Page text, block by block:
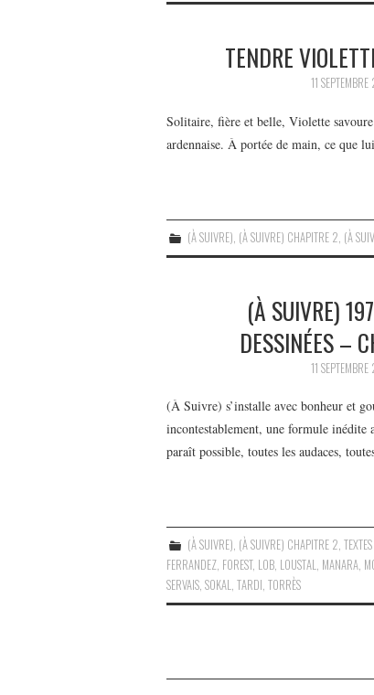
TENDRE
11
Solitaire, fière et belle, Violette
ardennaise. À portée de main, ce que
(À SUIVRE) (À SUIVRE) CHAPITRE 2 (À
(À SUIVRE)
DESSINÉES –
11
(À Suivre) s’installe avec bonheur et
incontestablement, une formule inédite
paraît possible, toutes les audaces,
(À SUIVRE), (À SUIVRE) CHAPITRE 2,TEXTES
FERRANDEZ, FOREST, LOB, LOUSTAL, MANARA,
SERVAIS, SOKAL, TARDI, TORRÈS